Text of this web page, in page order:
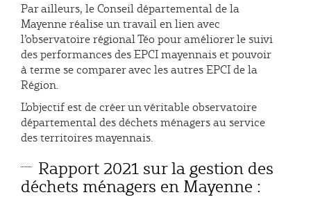
Par ailleurs, le Conseil départemental de la
Mayenne réalise un travail en lien avec
l’observatoire régional Téo pour améliorer le suivi
des performances des EPCI mayennais et pouvoir
à terme se comparer avec les autres EPCI de la
Région.
L’objectif est de créer un véritable observatoire
départemental des déchets ménagers au service
des territoires mayennais.
Rapport 2021 sur la gestion des
déchets ménagers en Mayenne :